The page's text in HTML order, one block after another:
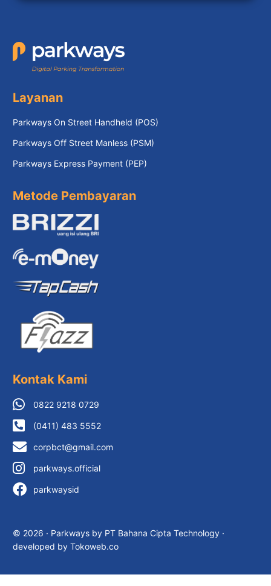
Layanan
Parkways On Street Handheld (POS)
Parkways Off Street Manless (PSM)
Parkways Express Payment (PEP)
Metode Pembayaran
Kontak Kami
0822 9218 0729
(0411) 483 5552
corpbct@gmail.com
parkways.official
parkwaysid
© 2026 · Parkways by PT Bahana Cipta Technology ·
developed by Tokoweb.co